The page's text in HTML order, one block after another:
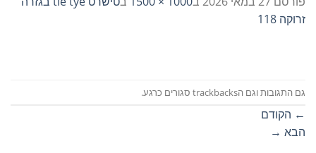
זרוקה 118
גם התגובות וגם הtrackbacks סגורים כרגע.
← הקודם
הבא →